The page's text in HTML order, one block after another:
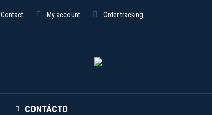
Contact My account Order tracking
CONTÁCTO